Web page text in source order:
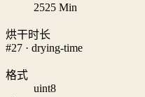
2525 Min
烘干时长
#27 · drying-time
格式
uint8